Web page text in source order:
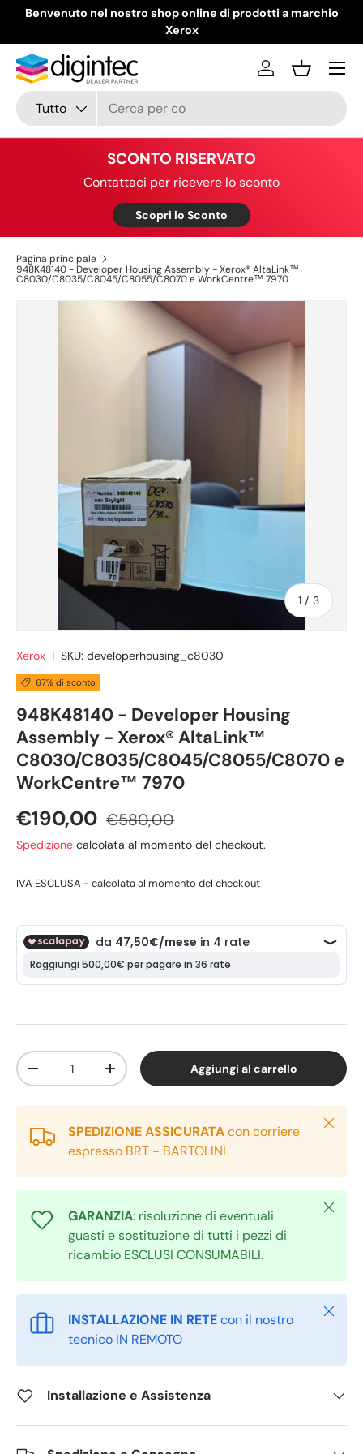
Benvenuto nel nostro shop online di prodotti a marchio
Xerox
Cerca
Tipo prodotto
Tutto
AccediCestino
Menu
SCONTO RISERVATO
Contattaci per ricevere lo sconto
Scopri lo Sconto
Pagina principale
948K48140 - Developer Housing Assembly - Xerox® AltaLink™
C8030/C8035/C8045/C8055/C8070 e WorkCentre™ 7970
1 / di
3
Xerox | SKU: developerhousing_c8030
67% di sconto
948K48140 - Developer Housing
Assembly - Xerox® AltaLink™
C8030/C8035/C8045/C8055/C8070 e
WorkCentre™ 7970
€190,00 €580,00
Spedizione calcolata al momento del checkout.
IVA ESCLUSA - calcolata al momento del checkout
Q.tà
-
+ Aggiungi al carrello
SPEDIZIONE ASSICURATAcon corriere
espresso BRT - BARTOLINI
Chiudi
GARANZIA: risoluzione di eventuali
guasti e sostituzione di tutti i pezzi di
ricambio ESCLUSI CONSUMABILI.
Chiudi
INSTALLAZIONE IN RETEcon il nostro
tecnico IN REMOTO
Chiudi
Installazione e Assistenza